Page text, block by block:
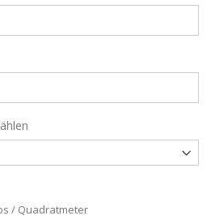
/ Quadratmeter